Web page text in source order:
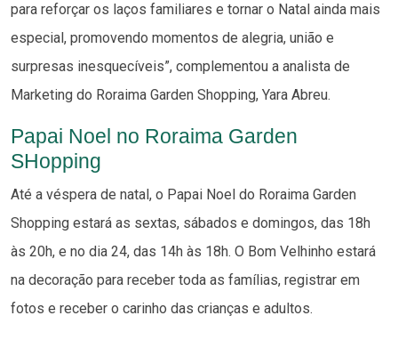
para reforçar os laços familiares e tornar o Natal ainda mais
especial, promovendo momentos de alegria, união e
surpresas inesquecíveis”, complementou a analista de
Marketing do Roraima Garden Shopping, Yara Abreu.
Papai Noel no Roraima Garden
SHopping
Até a véspera de natal, o Papai Noel do Roraima Garden
Shopping estará as sextas, sábados e domingos, das 18h
às 20h, e no dia 24, das 14h às 18h. O Bom Velhinho estará
na decoração para receber toda as famílias, registrar em
fotos e receber o carinho das crianças e adultos.